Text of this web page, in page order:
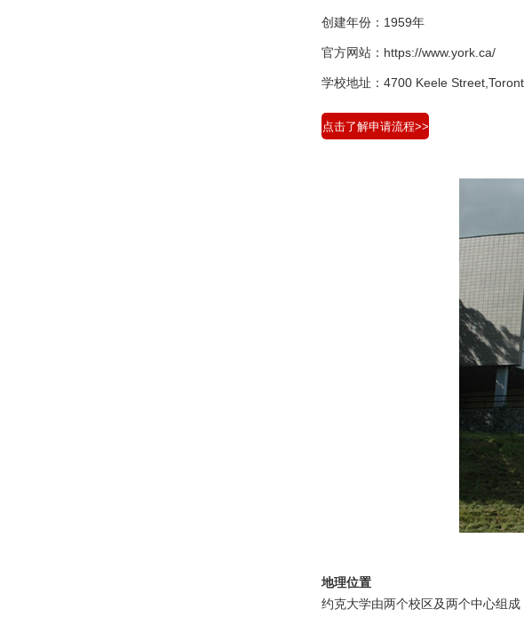
创建年份：1959年
官方网站：https://www.york.ca/
学校地址：4700 Keele
点击了解申请流程>>
地理位置
约克大学由两个校区及两个中心组